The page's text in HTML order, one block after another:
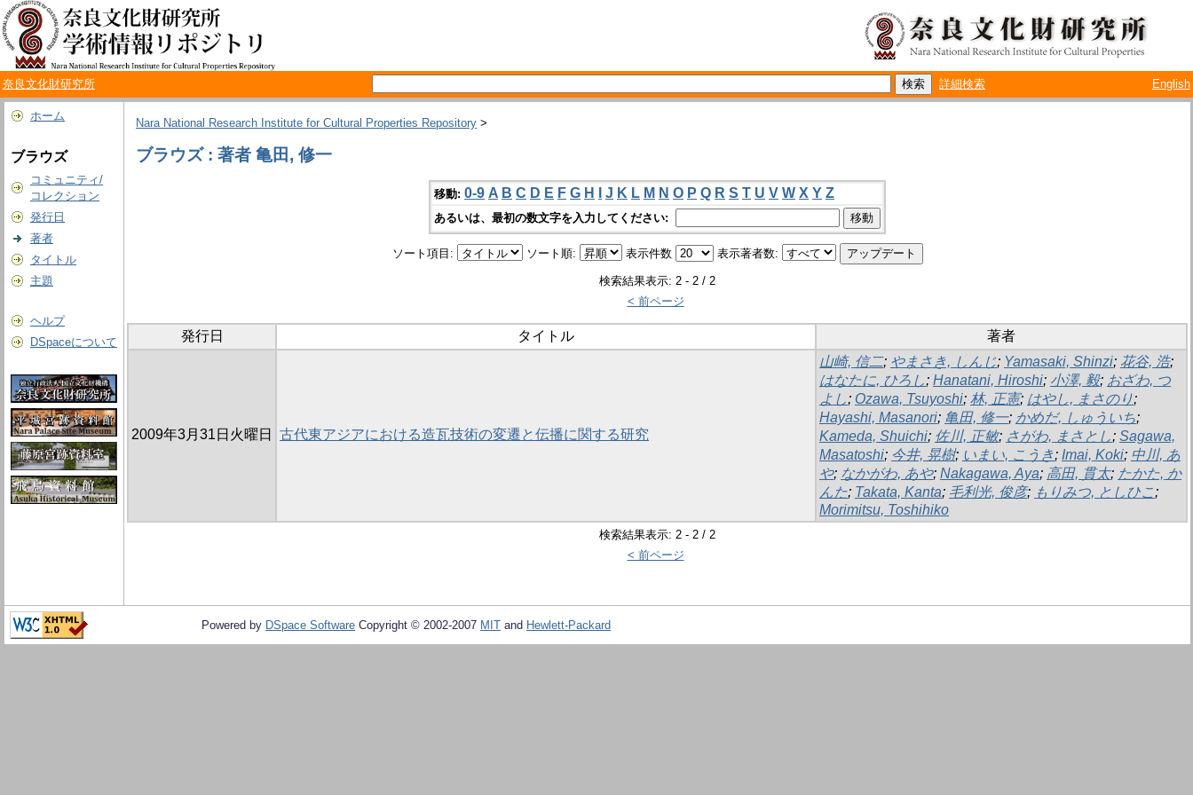
奈良文化財研究所 詳細検索 English
ホーム
ブラウズ
コミュニティ/
コレクション
発行日
著者
タイトル
主題
ヘルプ
DSpaceについて
Nara National Research Institute for Cultural Properties Repository >
ブラウズ : 著者 亀田, 修一
移動: 0-9 A B C D E F G H J K L M N O P Q R S T U V W X Y Z
あるいは、最初の数文字を入力してください:
ソート項目: ソート順: 表示件数 表示著者数:
検索結果表示: 2 - 2 / 2
< 前ページ
発行日 タイトル 著者
2009年3月31日火曜日 古代東アジアにおける造瓦技術の変遷と伝播に関する研究
山崎, 信二; やまさき, しんじ; Yamasaki, Shinzi; 花谷, 浩;
はなたに, ひろし; Hanatani, Hiroshi; 小澤, 毅; おざわ, つ
よし; Ozawa, Tsuyoshi; 林, 正憲; はやし, まさのり;
Hayashi, Masanori; 亀田, 修一; かめだ, しゅういち;
Kameda, Shuichi; 佐川, 正敏; さがわ, まさとし; Sagawa,
Masatoshi; 今井, 晃樹; いまい, こうき; Imai, Koki; 中川, あ
や; なかがわ, あや; Nakagawa, Aya; 高田, 貫太; たかた, か
んた; Takata, Kanta; 毛利光, 俊彦; もりみつ, としひこ;
Morimitsu, Toshihiko
検索結果表示: 2 - 2 / 2
< 前ページ
Powered by DSpace Software Copyright © 2002-2007 MIT and Hewlett-Packard